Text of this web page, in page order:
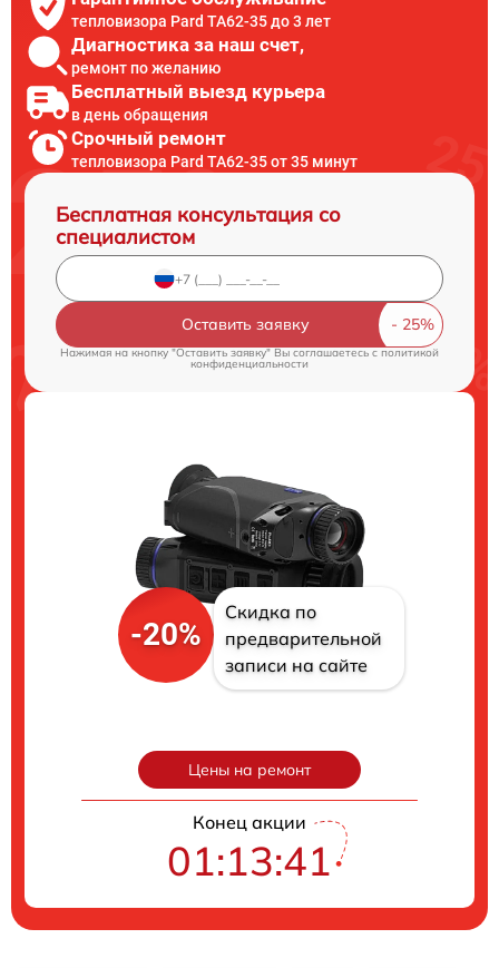
тепловизора Pard TA62-35 до 3 лет
Диагностика за наш счет,
ремонт по желанию
Бесплатный выезд курьера
в день обращения
Срочный ремонт
тепловизора Pard TA62-35 от 35 минут
Бесплатная консультация со
специалистом
Оставить заявку
Нажимая на кнопку "Оставить заявку" Вы соглашаетесь c политикой
конфиденциальности
-20%
Скидка по
предварительной
записи на сайте
Цены на ремонт
Конец акции
01:13:40